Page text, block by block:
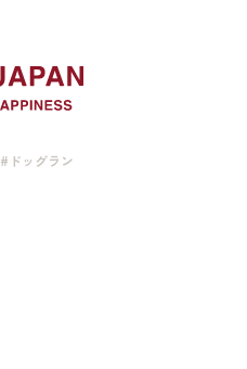
#ドッグラン